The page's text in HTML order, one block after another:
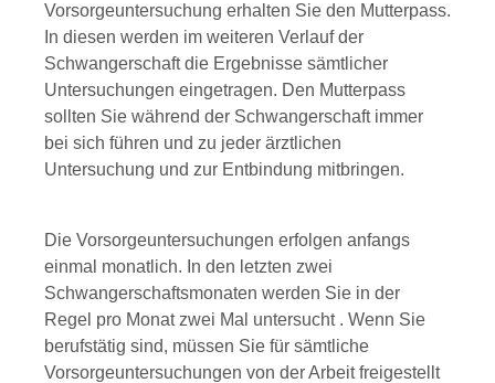
Vorsorgeuntersuchung erhalten Sie den Mutterpass.
In diesen werden im weiteren Verlauf der
Schwangerschaft die Ergebnisse sämtlicher
Untersuchungen eingetragen. Den Mutterpass
sollten Sie während der Schwangerschaft immer
bei sich führen und zu jeder ärztlichen
Untersuchung und zur Entbindung mitbringen.
Die Vorsorgeuntersuchungen erfolgen anfangs
einmal monatlich. In den letzten zwei
Schwangerschaftsmonaten werden Sie in der
Regel pro Monat zwei Mal untersucht . Wenn Sie
berufstätig sind, müssen Sie für sämtliche
Vorsorgeuntersuchungen von der Arbeit freigestellt